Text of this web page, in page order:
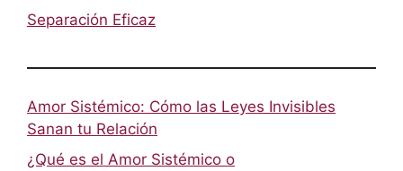
Separación Eficaz
Amor Sistémico: Cómo las Leyes Invisibles
Sanan tu Relación
¿Qué es el Amor Sistémico o